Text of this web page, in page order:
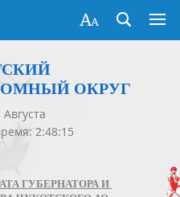
ОКРУГ
2:48:15
ГУБЕРНАТОРА И